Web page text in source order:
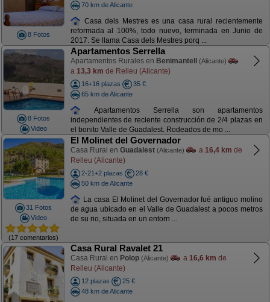
8 Fotos
70 km de Alicante
Casa dels Mestres es una casa rural recientemente
reformada al 100%, todo nuevo, terminada en Junio de
2017. Se llama Casa dels Mestres porq ...
8 Fotos
Video
Apartamentos Serrella
Apartamentos Rurales en Benimantell (Alicante)
a 13,3 km de Relleu (Alicante)
16+16 plazas
35 €
65 km de Alicante
Apartamentos Serrella son apartamentos
independientes de reciente construcción de 2/4 plazas en
el bonito Valle de Guadalest. Rodeados de mo ...
31 Fotos
Video
(17 comentarios)
El Molinet del Governador
Casa Rural en Guadalest (Alicante) a 16,4 km de
Relleu (Alicante)
2-21+2 plazas
28 €
50 km de Alicante
La casa El Molinet del Governador fué antiguo molino
de agua ubicado en el Valle de Guadalest a pocos metros
de su rio, situada en un entorn ...
Casa Rural Ravalet 21
Casa Rural en Polop (Alicante) a 16,6 km de
Relleu (Alicante)
12 plazas
25 €
48 km de Alicante